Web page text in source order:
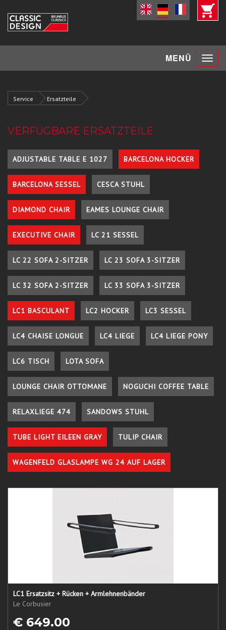
MENÜ Toggle
Service Ersatzteile
VERFÜGBARE ERSATZTEILE
ADJUSTABLE TABLE E 1027 BARCELONA HOCKER
BARCELONA SESSEL CESCA STUHL
DIAMOND CHAIR EAMES LOUNGE CHAIR
EXECUTIVE CHAIR LC 21 SESSEL
LC 22 SOFA 2-SITZER LC 23 SOFA 3-SITZER
LC 32 SOFA 2-SITZER LC 33 SOFA 3-SITZER
LC1 BASCULANT LC2 HOCKER LC3 SESSEL
LC4 CHAISE LONGUE LC4 LIEGE LC4 LIEGE PONY
LC6 TISCH LOTA SOFA
LOUNGE CHAIR OTTOMANE NOGUCHI COFFEE TABLE
RELAXLIEGE 474 SANDOWS STUHL
TUBE LIGHT EILEEN GRAY TULIP CHAIR
WAGENFELD GLASLAMPE WG 24 AUF LAGER
LC1 Ersatzsitz + Rücken + Armlehnenbänder
Le Corbusier
€ 649.00